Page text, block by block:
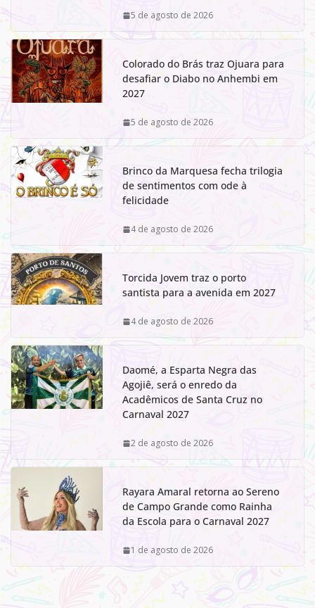
5 de agosto de 2026
Colorado do Brás traz Ojuara para
desafiar o Diabo no Anhembi em
2027
5 de agosto de 2026
Brinco da Marquesa fecha trilogia
de sentimentos com ode à
felicidade
4 de agosto de 2026
Torcida Jovem traz o porto
santista para a avenida em 2027
4 de agosto de 2026
Daomé, a Esparta Negra das
Agojiê, será o enredo da
Acadêmicos de Santa Cruz no
Carnaval 2027
2 de agosto de 2026
Rayara Amaral retorna ao Sereno
de Campo Grande como Rainha
da Escola para o Carnaval 2027
1 de agosto de 2026